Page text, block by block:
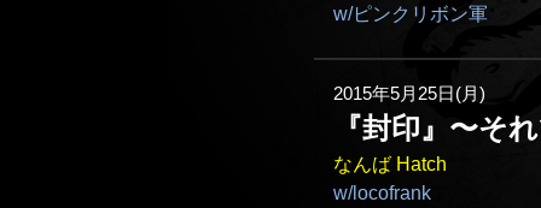
w/ピンクリボン軍
2015年5月25日(月)
『封印』〜そ
なんば Hatch
w/locofrank